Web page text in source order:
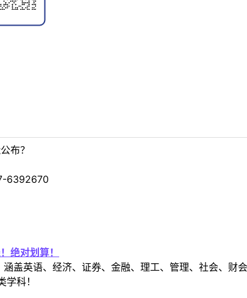
布？
6392670
绝对划算！
盖英语、经济、证券、金融、理工、管理、社会、财
科！